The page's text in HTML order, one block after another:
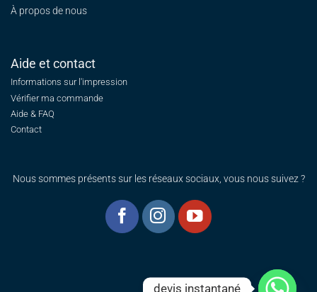
À propos de nous
Aide et contact
Informations sur l'impression
Vérifier ma commande
Aide & FAQ
Contact
Nous sommes présents sur les réseaux sociaux, vous nous suivez ?
devis instantané